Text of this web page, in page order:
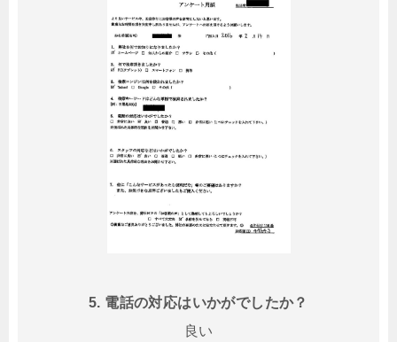
5. 電話の対応はいかがでしたか？
良い